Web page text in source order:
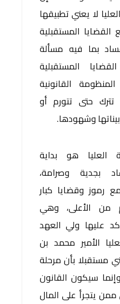
لا يعني تطبيقها
المستقبلية
بما فيه مسألة
المستقبلية
القانونية
تترك حتى تتورم أو
وشهودها.
العليا هو بداية
بجدية وصرامة،
رموز وقضايا كبار
من الأعلى، وهي
عليها ولي العهد
الأمير محمد بن
مستقبلا بأن مرحلة
وإنما سيكون القانون
يتجرأ على المال